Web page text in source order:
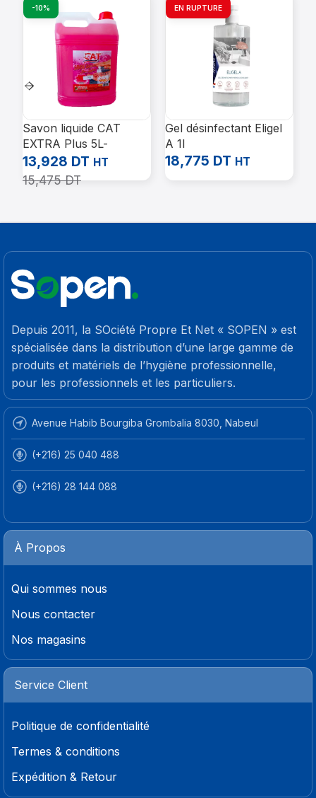
-10%
Savon liquide CAT
EXTRA Plus 5L-
bactéricide – parfum de
rose
13,928 DT HT
15,475DT
EN RUPTURE
Gel désinfectant Eligel
A 1l
18,775 DT HT
Depuis 2011, la SOciété Propre Et Net « SOPEN » est
spécialisée dans la distribution d’une large gamme de
produits et matériels de l’hygiène professionnelle,
pour les professionnels et les particuliers.
Avenue Habib Bourgiba Grombalia 8030, Nabeul
(+216) 25 040 488
(+216) 28 144 088
À Propos
Qui sommes nous
Nous contacter
Nos magasins
Service Client
Politique de confidentialité
Termes & conditions
Expédition & Retour